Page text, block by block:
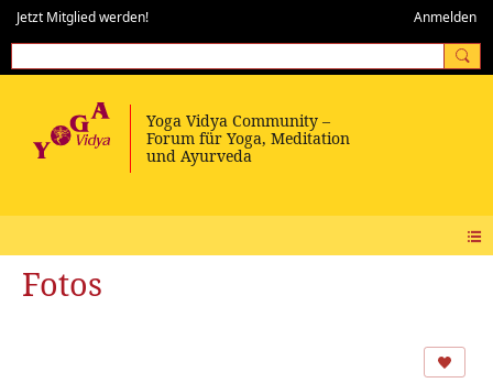
Jetzt Mitglied werden! Anmelden
Fotos